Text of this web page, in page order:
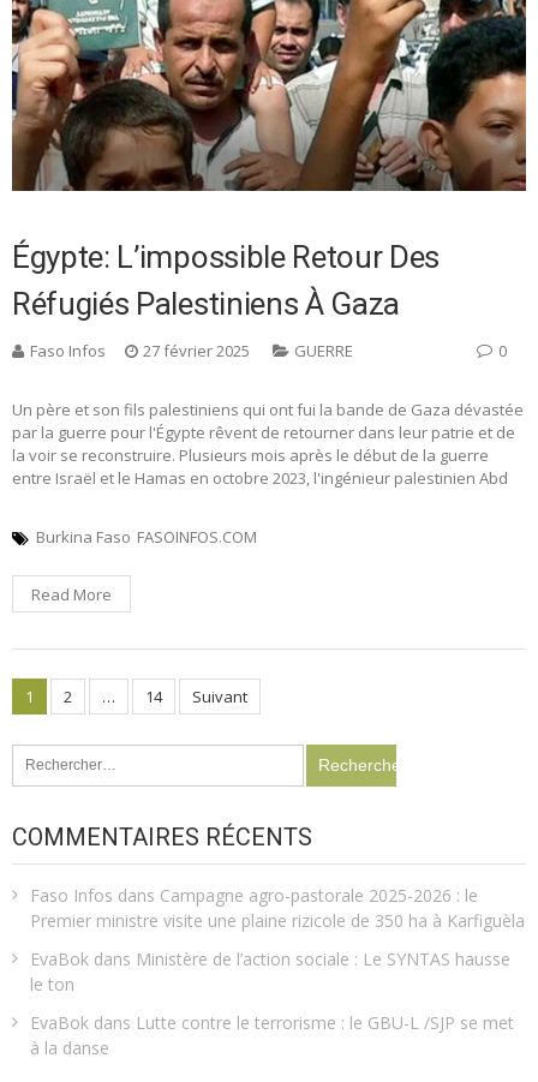
Égypte: L’impossible Retour Des
Réfugiés Palestiniens À Gaza
Faso Infos 27 février 2025 GUERRE 0
Un père et son fils palestiniens qui ont fui la bande de Gaza dévastée
par la guerre pour l'Égypte rêvent de retourner dans leur patrie et de
la voir se reconstruire. Plusieurs mois après le début de la guerre
entre Israël et le Hamas en octobre 2023, l'ingénieur palestinien Abd
Burkina Faso FASOINFOS.COM
Read More
Pagination
des
publications
1 2 … 14 Suivant
Rechercher :
COMMENTAIRES RÉCENTS
Faso Infos dans Campagne agro-pastorale 2025-2026 : le
Premier ministre visite une plaine rizicole de 350 ha à Karfiguèla
EvaBok dans Ministère de l’action sociale : Le SYNTAS hausse
le ton
EvaBok dans Lutte contre le terrorisme : le GBU-L /SJP se met
à la danse